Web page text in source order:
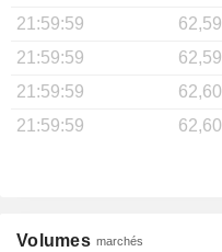
Volumes marchés
21:59:59
62,59
21:59:59
62,59
21:59:59
62,60
21:59:59
62,60